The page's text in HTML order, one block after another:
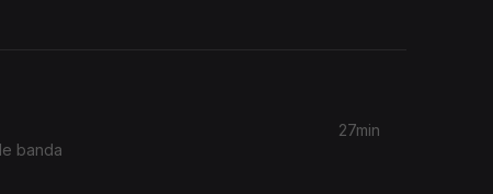
banda
27min